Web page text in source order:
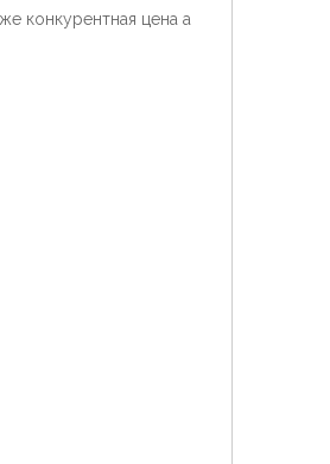
конкурентная цена а